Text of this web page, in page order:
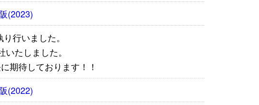
(2023)
行いました。
たしました。
期待しております！！
(2022)